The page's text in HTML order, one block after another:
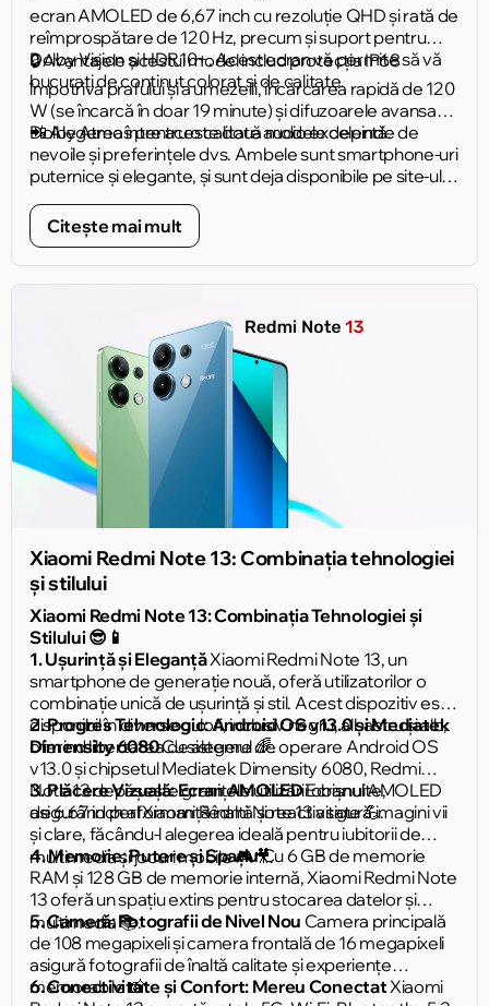
ecran AMOLED de 6,67 inch cu rezoluție QHD și rată de
reîmprospătare de 120 Hz, precum și suport pentru
Dolby Vision și HDR10+. Acest ecran vă permite să vă
bucurați de conținut colorat și de calitate.
🔒 Avantajele acestui model includ protecția IP68
împotriva prafului și a umezelii, încărcarea rapidă de 120
W (se încarcă în doar 19 minute) și difuzoarele avansate
Dolby Atmos pentru o calitate audio excelentă.
📲 Alegerea între aceste două modele depinde de
nevoile și preferințele dvs. Ambele sunt smartphone-uri
puternice și elegante, și sunt deja disponibile pe site-ul
avansată de la Xiaomi. 🌐
Citește mai mult
Xiaomi Redmi Note 13: Combinația tehnologiei
și stilului
Xiaomi Redmi Note 13: Combinația Tehnologiei și
Stilului 😎📱
1. Ușurință și EleganțăXiaomi Redmi Note 13, un
smartphone de generație nouă, oferă utilizatorilor o
combinație unică de ușurință și stil. Acest dispozitiv este
disponibil în diverse culori, inclusiv negru, albastru și alb,
oferind libertatea de alegere 🌈.
2. Progres Tehnologic: Android OS v13.0 și Mediatek
Dimensity 6080Cu sistemul de operare Android OS
v13.0 și chipsetul Mediatek Dimensity 6080, Redmi
Note 13 depășește granițele utilizării obișnuite,
asigurând performanță înaltă și reactivitate 💪.
3. Plăcere Vizuală: Ecran AMOLEDEcranul AMOLED
de 6.67 inch al Xiaomi Redmi Note 13 asigură imagini vii
și clare, făcându-l alegerea ideală pentru iubitorii de
multimedia și jocuri mobile 🎮🎥.
4. Memorie: Putere și SpațiuCu 6 GB de memorie
RAM și 128 GB de memorie internă, Xiaomi Redmi Note
13 oferă un spațiu extins pentru stocarea datelor și
multimedia 📚.
5. Cameră: Fotografii de Nivel Nou Camera principală
de 108 megapixeli și camera frontală de 16 megapixeli
asigură fotografii de înaltă calitate și experiențe
memorabile 📸.
6. Conectivitate și Confort: Mereu ConectatXiaomi